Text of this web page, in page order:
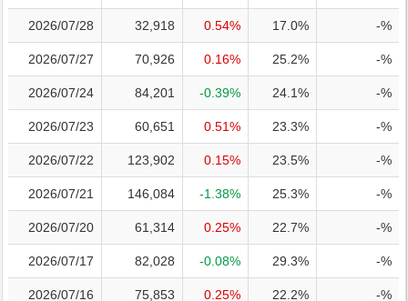
2026/07/28 32,918 0.54% 17.0% -%
2026/07/27 70,926 0.16% 25.2% -%
2026/07/24 84,201 -0.39% 24.1% -%
2026/07/23 60,651 0.51% 23.3% -%
2026/07/22 123,902 0.15% 23.5% -%
2026/07/21 146,084 -1.38% 25.3% -%
2026/07/20 61,314 0.25% 22.7% -%
2026/07/17 82,028 -0.08% 29.3% -%
2026/07/16 75,853 0.25% 22.2% -%